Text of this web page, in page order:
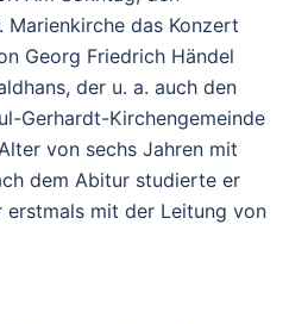
Marienkirche das Konzert
Georg Friedrich Händel
der u. a. auch den
Gerhardt-Kirchengemeinde
von sechs Jahren mit
dem Abitur studierte er
erstmals mit der Leitung von